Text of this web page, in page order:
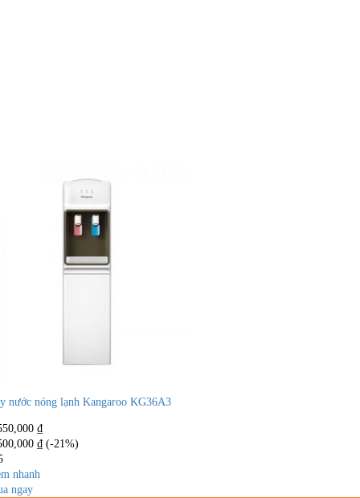
nước nóng lạnh Kangaroo KG36A3
₫
₫ (-21%)
nhanh
ngay